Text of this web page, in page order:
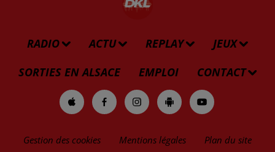
RADIO ACTU REPLAY
JEUX
SORTIES EN ALSACE
EMPLOI CONTACT
Gestion des cookies Mentions légales Plan du site